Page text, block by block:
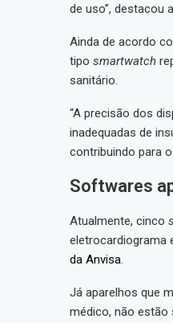
de uso”, destacou
Ainda de acordo
tipo smartwatch
sanitário.
“A precisão dos
inadequadas de
contribuindo para
Softwares
Atualmente, cinco
eletrocardiograma
da Anvisa.
Já aparelhos que
médico, não estão